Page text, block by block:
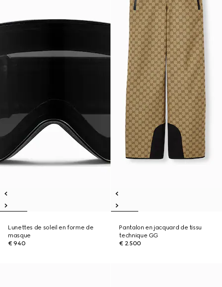
Lunettes de soleil en forme de
masque
€ 940
Pantalon en jacquard de tissu
technique GG
€ 2.500